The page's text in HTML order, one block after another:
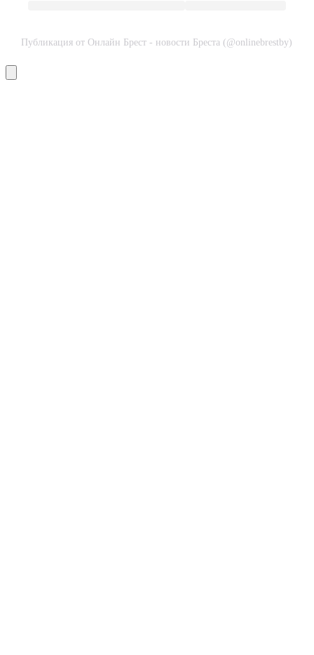
Публикация от Онлайн Брест - новости Бреста (@onlinebrestby)